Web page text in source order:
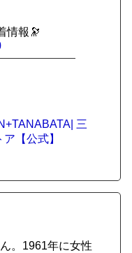
情報🔭
三
【公式】
。1961年に女性